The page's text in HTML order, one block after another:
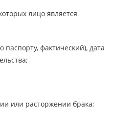
лицо является
паспорту, фактический), дата
или расторжении брака;